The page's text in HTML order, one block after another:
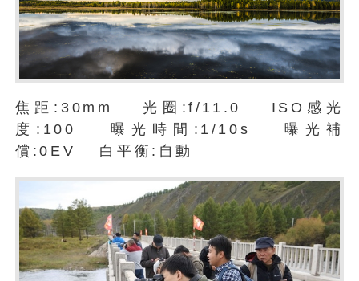
焦距:30mm 光圈:f/11.0 ISO感光
度:100 曝光時間:1/10s 曝光補
償:0EV 白平衡:自動